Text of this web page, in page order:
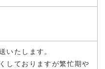
いたします。
しておりますが繁忙期や